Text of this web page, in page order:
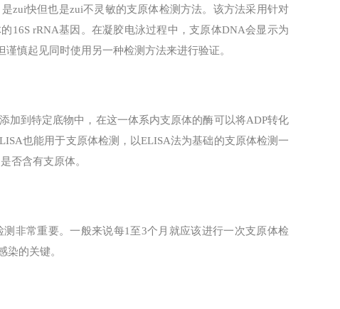
zui快但也是zui不灵敏的支原体检测方法。该方法采用针对
16S rRNA基因。在凝胶电泳过程中，支原体DNA会显示为
慎起见同时使用另一种检测方法来进行验证。
加到特定底物中，在这一体系内支原体的酶可以将ADP转化
也能用于支原体检测，以ELISA法为基础的支原体检测一
否含有支原体。
非常重要。一般来说每1至3个月就应该进行一次支原体检
染的关键。